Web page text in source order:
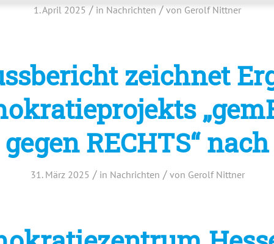
1. April 2025 / in Nachrichten / von Gerolf Nittner
zeichnet
gegen RECHTS“ nach
31. März 2025 / in Nachrichten / von Gerolf Nittner